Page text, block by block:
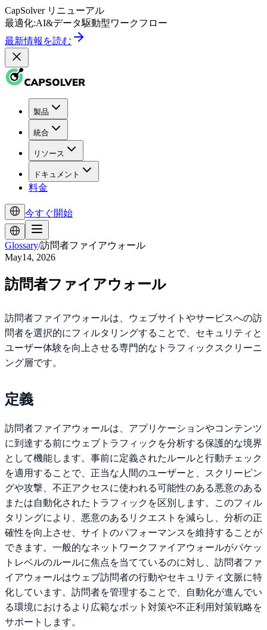
CapSolver リニューアル
最適化:AI&データ駆動型ワークフロー
最新情報を読む
製品
統合
リソース
ドキュメント
料金
今すぐ開始
Glossary/訪問者ファイアウォール
May14, 2026
訪問者ファイアウォール
訪問者ファイアウォールは、ウェブサイトやサービスへの訪
問者を選択的にフィルタリングすることで、セキュリティと
ユーザー体験を向上させる専門的なトラフィックスクリーニ
ング層です。
定義
訪問者ファイアウォールは、アプリケーションやコンテンツ
に到達する前にウェブトラフィックを分析する保護的な境界
として機能します。事前に定義されたルールと行動チェック
を適用することで、正当な人間のユーザーと、スクリーピン
グや攻撃、不正アクセスに使われる可能性のある悪意のある
または自動化されたトラフィックを区別します。このフィル
タリングにより、悪意のあるリクエストを減らし、分析の正
確性を向上させ、サイトのパフォーマンスを維持することが
できます。一般的なネットワークファイアウォールがパケッ
トレベルのルールに焦点を当てているのに対し、訪問者ファ
イアウォールはウェブ訪問者の行動やセキュリティ文脈に特
化しています。訪問者を管理することで、自動化が進んでい
る環境におけるより広範なボット対策や不正利用対策戦略を
サポートします。